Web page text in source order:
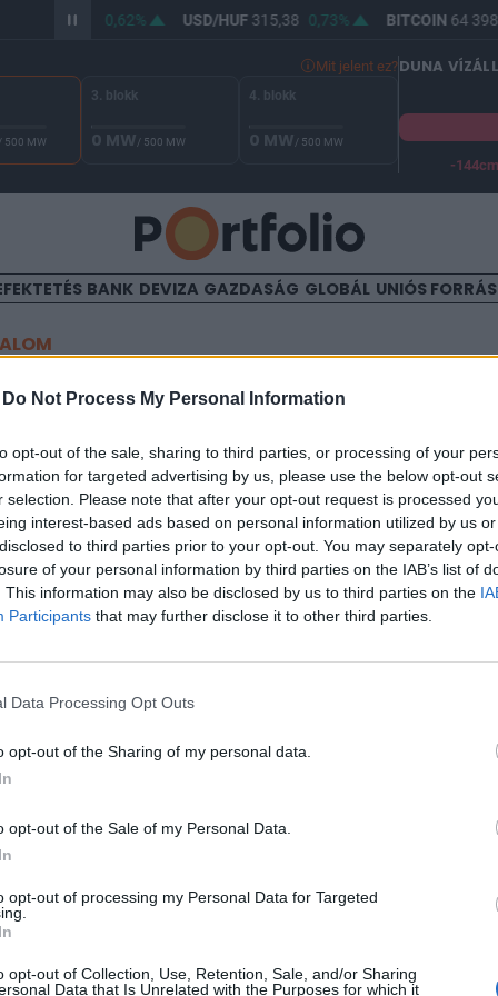
Do Not Process My Personal Information
opt-out of the sale, sharing to third parties, or processing of your
for targeted advertising by us, please use the below opt-out
selection. Please note that after your opt-out request is processed
interest-based ads based on personal information utilized by us
to third parties prior to your opt-out. You may separately
of your personal information by third parties on the IAB’s list of
This information may also be disclosed by us to third parties on the
Participants that may further disclose it to other third parties.
Data Processing Opt Outs
opt-out of the Sharing of my personal data.
opt-out of the Sale of my Personal Data.
opt-out of processing my Personal Data for Targeted
opt-out of Collection, Use, Retention, Sale, and/or Sharing
Data that Is Unrelated with the Purposes for which it
363,98 0,62% USD/HUF315,38 0,73% BITCOIN64
Mit jelent ez?
/ 500 MW
3. blokk
0 MW/ 500 MW
4. blokk
0 MW/ 500 MW
DUNA
-144cm
BANK DEVIZA GAZDASÁG GLOBÁL UNIÓS
az amerikai
a Facebook várva várt elsõdleges
minden idõk legnagyobb IPO-ja lett és a harmadik
részvénykibocsátások között. A kereskedés
részvények az IPO kibocsátás árszintjére
Megosztás Harmadik hetet zárták eséssel a tőzsdék Immár
az S&P500 index. A pénteki kereskedés során -0,59%-ot,
12 369 és 1295 ponton álltak...
tartalmazza:
cikkarchívum